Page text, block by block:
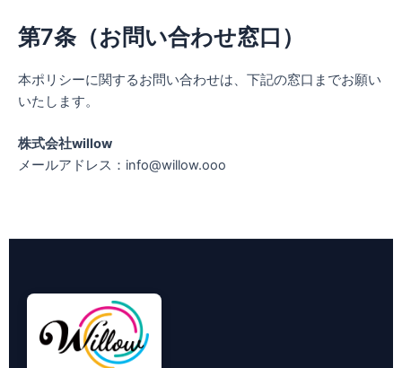
第7条（お問い合わせ窓口）
本ポリシーに関するお問い合わせは、下記の窓口までお願い
いたします。
株式会社willow
メールアドレス：info@willow.ooo